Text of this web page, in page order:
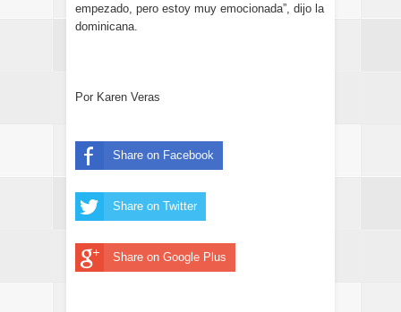
empezado, pero estoy muy emocionada”, dijo la
dominicana.
Por Karen Veras
Share on Facebook
Share on Twitter
Share on Google Plus